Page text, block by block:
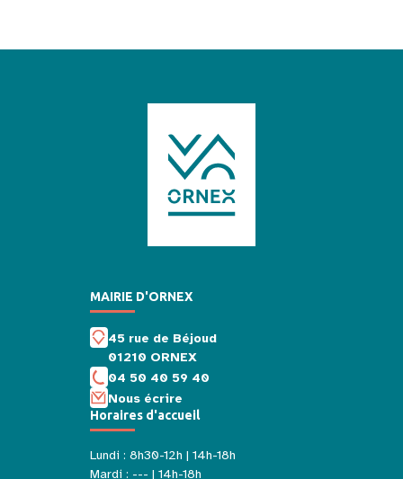
MAIRIE D'ORNEX
45 rue de Béjoud
01210 ORNEX
04 50 40 59 40
Nous écrire
Horaires d'accueil
Lundi : 8h30-12h | 14h-18h
Mardi : --- | 14h-18h